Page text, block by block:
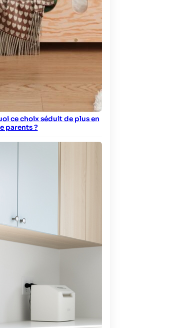
ce choix séduit de plus en
parents ?